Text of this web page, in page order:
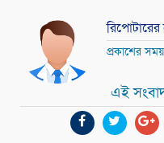
রিপোটারের
প্রকাশের
এই